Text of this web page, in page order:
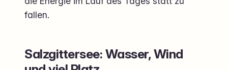
fallen.
Salzgittersee: Wasser, Wind